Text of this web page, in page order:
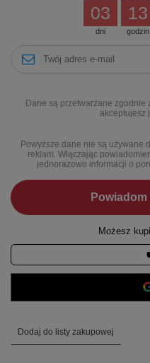
dni
03
godzin
13
Dane są przetwarzane zgodnie
akceptujesz
Powyższe dane nie są używane
reklam. Włączając
jednorazowo informacji o
Możesz
Dodaj do listy zakupowej